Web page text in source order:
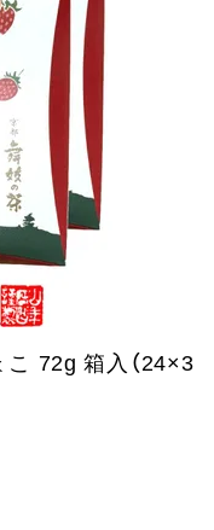
こ 72g 箱入（24×3